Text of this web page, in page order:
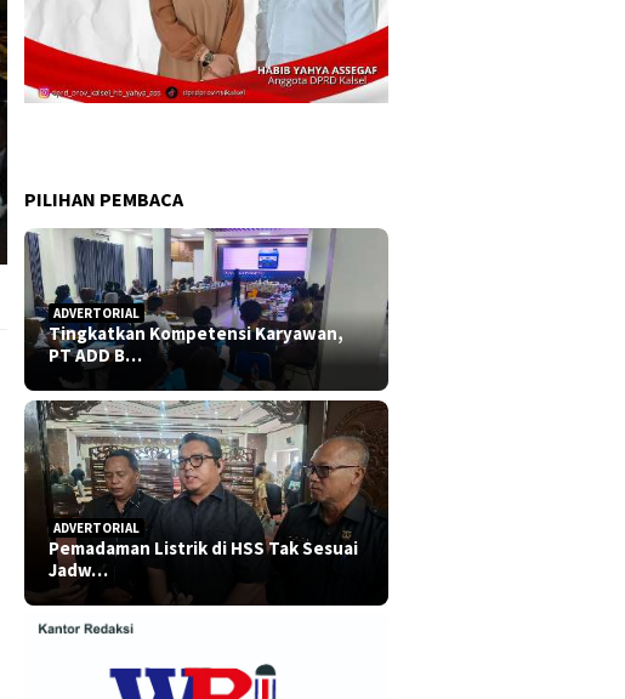
PILIHAN PEMBACA
ADVERTORIAL
Tingkatkan Kompetensi Karyawan,
PT ADD B…
ADVERTORIAL
Pemadaman Listrik di HSS Tak Sesuai
Jadw…